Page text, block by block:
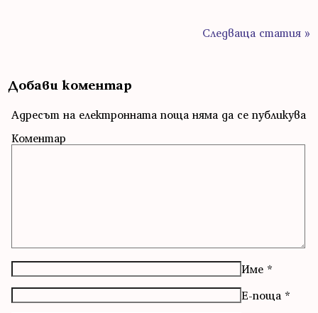
Следваща статия »
Добави коментар
Адресът на електронната поща няма да се публикува
Коментар
Име *
Е-поща *